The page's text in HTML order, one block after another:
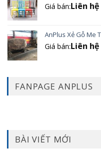
Giá bán:Liên hệ
AnPlus Xẻ Gỗ Me
Giá bán:Liên hệ
FANPAGE ANPLUS
BÀI VIẾT MỚI